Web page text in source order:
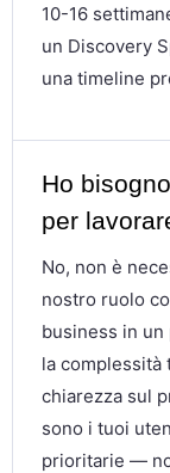
10-16
un Discovery
una timeline
Ho
per
No, non è
nostro ruolo
business in
la complessità
chiarezza sul
sono i tuoi
prioritarie —